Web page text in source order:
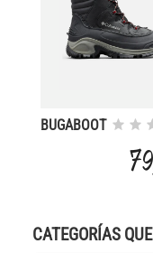
BUGABOOT
CATEGORÍAS